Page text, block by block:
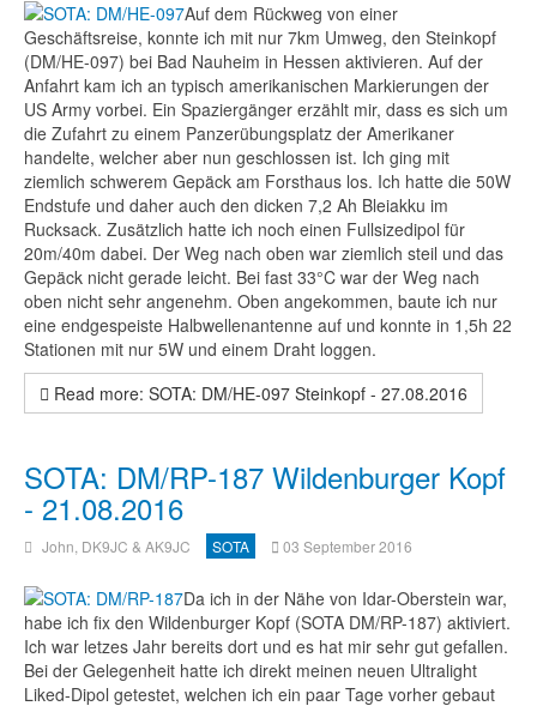
Auf dem Rückweg von einer
Geschäftsreise, konnte ich mit nur 7km Umweg, den Steinkopf
(DM/HE-097) bei Bad Nauheim in Hessen aktivieren. Auf der
Anfahrt kam ich an typisch amerikanischen Markierungen der
US Army vorbei. Ein Spaziergänger erzählt mir, dass es sich um
die Zufahrt zu einem Panzerübungsplatz der Amerikaner
handelte, welcher aber nun geschlossen ist. Ich ging mit
ziemlich schwerem Gepäck am Forsthaus los. Ich hatte die 50W
Endstufe und daher auch den dicken 7,2 Ah Bleiakku im
Rucksack. Zusätzlich hatte ich noch einen Fullsizedipol für
20m/40m dabei. Der Weg nach oben war ziemlich steil und das
Gepäck nicht gerade leicht. Bei fast 33°C war der Weg nach
oben nicht sehr angenehm. Oben angekommen, baute ich nur
eine endgespeiste Halbwellenantenne auf und konnte in 1,5h 22
Stationen mit nur 5W und einem Draht loggen.
Read more: SOTA: DM/HE-097 Steinkopf - 27.08.2016
SOTA: DM/RP-187 Wildenburger Kopf
- 21.08.2016
John, DK9JC & AK9JC SOTA 03 September 2016
Da ich in der Nähe von Idar-Oberstein war,
habe ich fix den Wildenburger Kopf (SOTA DM/RP-187) aktiviert.
Ich war letzes Jahr bereits dort und es hat mir sehr gut gefallen.
Bei der Gelegenheit hatte ich direkt meinen neuen Ultralight
Liked-Dipol getestet, welchen ich ein paar Tage vorher gebaut